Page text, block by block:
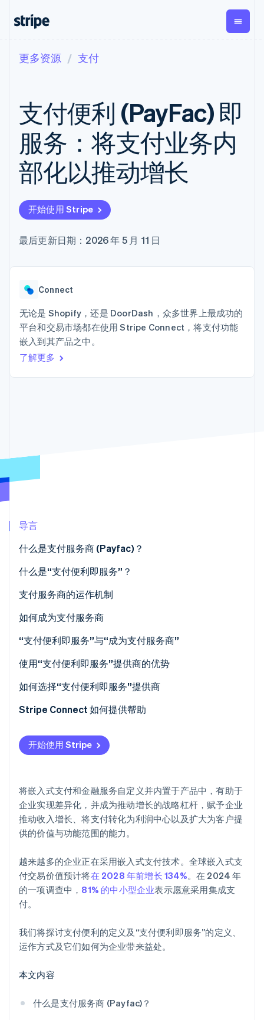
支付
在线支付
Payment links
无代码支付
Checkout
预构建支付界
面
Elements
支付方式
支持 125 种以
上
Terminal
线下支付
Boost
化
加速结账
经常性收入
Metronome
按用量计费
Subscriptions
订阅管理
Invoicing
一次性或定期
Tax
销售税和增值
Revenue
Recognition
Stripe Sigma
Global
Payouts
向第三
方打款
Crypto
钱包、
稳定币
更多
Climate
了解 Stripe 如何为 AI 构建经济基础设施。
按企业阶段
按应用场景
智能体商务
加密货币
电子商务
嵌入式金融
财务自动化
全球化企业
交易市场
按行业
AI 企业
酒店、旅游与休闲
文档
库与 SDK
Stripe Apps
指南
接受线上付款
实施预置结账流程
构建平台或交易市场
管理订阅
发行稳定币支持的支付卡
资源
应用集成
代码示例
学习
指南
支持
获取支持
托管支持方案
专业服务
公司
Stripe Press
联系销售
更多资源 支付
支付便利 (PayFac) 即
服务：将支付业务内
部化以推动增长
开始使用 Stripe
最后更新日期：2026 年 5 月 11 日
Connect
无论是 Shopify，还是 DoorDash，众多世界上最成功的
平台和交易市场都在使用 Stripe Connect，将支付功能
嵌入到其产品之中。
了解更多
导言
什么是支付服务商 (Payfac)？
什么是“支付便利即服务”？
支付服务商与 ISO
支付服务商与支付聚合商
支付服务商的运作机制
如何成为支付服务商
“支付便利即服务”与“成为支付服务商”
使用“支付便利即服务”提供商的优势
通过支付创造新的收入来源
支付安全性更强，处理速度更快
降低专业知识要求、运营负担和维护成本
如何选择“支付便利即服务”提供商
Stripe Connect 如何提供帮助
开始使用 Stripe
将嵌入式支付和金融服务自定义并内置于产品中，有助于
企业实现差异化，并成为推动增长的战略杠杆，赋予企业
推动收入增长、将支付转化为利润中心以及扩大为客户提
供的价值与功能范围的能力。
越来越多的企业正在采用嵌入式支付技术。全球嵌入式支
付交易价值预计将在 2028 年前增长 134%。在 2024 年
的一项调查中， 81% 的中小型企业表示愿意采用集成支
付。
我们将探讨支付便利的定义及“支付便利即服务”的定义、
运作方式及它们如何为企业带来益处。
本文内容
什么是支付服务商 (Payfac)？